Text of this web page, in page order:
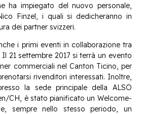
ha impiegato del nuovo personale,
Finzel, i quali si dedicheranno in
dei partner svizzeri.
i primi eventi in collaborazione tra
21 settembre 2017 si terrà un evento
commerciali nel Canton Ticino, per
rivenditori interessati. Inoltre,
la sede principale della ALSO
CH, è stato pianificato un Welcome-
sempre nello stesso periodo, un